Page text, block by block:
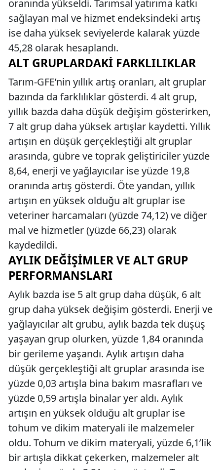
oranında yükseldi. Tarımsal yatırıma katkı
sağlayan mal ve hizmet endeksindeki artış
ise daha yüksek seviyelerde kalarak yüzde
45,28 olarak hesaplandı.
ALT GRUPLARDAKI FARKLILIKLAR
Tarım-GFE’nin yıllık artış oranları, alt gruplar
bazında da farklılıklar gösterdi. 4 alt grup,
yıllık bazda daha düşük değişim gösterirken,
7 alt grup daha yüksek artışlar kaydetti. Yıllık
artışın en düşük gerçekleştiği alt gruplar
arasında, gübre ve toprak geliştiriciler yüzde
8,64, enerji ve yağlayıcılar ise yüzde 19,8
oranında artış gösterdi. Öte yandan, yıllık
artışın en yüksek olduğu alt gruplar ise
veteriner harcamaları (yüzde 74,12) ve diğer
mal ve hizmetler (yüzde 66,23) olarak
kaydedildi.
AYLIK DEĞIŞIMLER VE ALT GRUP
PERFORMANSLARI
Aylık bazda ise 5 alt grup daha düşük, 6 alt
grup daha yüksek değişim gösterdi. Enerji ve
yağlayıcılar alt grubu, aylık bazda tek düşüş
yaşayan grup olurken, yüzde 1,84 oranında
bir gerileme yaşandı. Aylık artışın daha
düşük gerçekleştiği alt gruplar arasında ise
yüzde 0,03 artışla bina bakım masrafları ve
yüzde 0,59 artışla binalar yer aldı. Aylık
artışın en yüksek olduğu alt gruplar ise
tohum ve dikim materyali ile malzemeler
oldu. Tohum ve dikim materyali, yüzde 6,1’lik
bir artışla dikkat çekerken, malzemeler alt